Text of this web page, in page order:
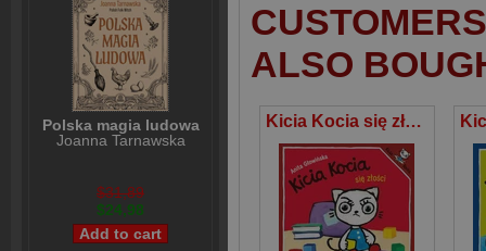
Polska magia ludowa
Joanna Tarnawska
$31,89
$24,98
ALSO
Kicia Kocia się złości